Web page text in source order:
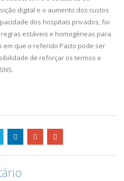
digital e o aumento dos custos
dos hospitais privados, foi
estáveis e homogéneas para
que o referido Pacto pode ser
de reforçar os termos e